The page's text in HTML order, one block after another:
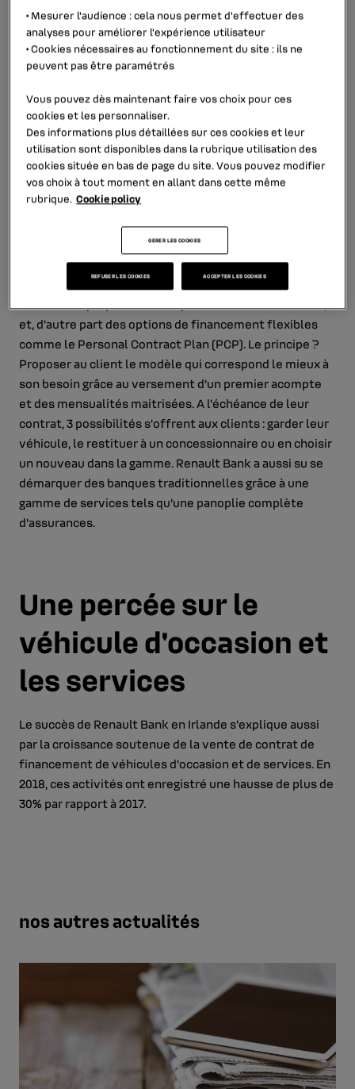
En Irlande, Renault Bank a dépassé le milliard
d’euros de crédits automobiles accordés aux clients
neufs et d’occasion depuis sa création en 2011. La
clé du succès ? Des solutions adaptées au marché
et aux besoins de ses clients.
Au total, ce sont 65 000 clients particuliers et
entreprises qui ont choisi de financer leur véhicule avec
une offre proposée par Renault Bank. Dès son
irlandais en proposant d’une part des taux accessibles,
et, d’autre part des options de financement flexibles
comme le Personal Contract Plan (PCP). Le principe ?
Proposer au client le modèle qui correspond le mieux à
son besoin grâce au versement d’un premier acompte
et des mensualités maitrisées. A l’échéance de leur
contrat, 3 possibilités s’offrent aux clients : garder leur
véhicule, le restituer à un concessionnaire ou en choisir
un nouveau dans la gamme. Renault Bank a aussi su se
démarquer des banques traditionnelles grâce à une
gamme de services tels qu’une panoplie complète
d’assurances.
Une percée sur le
véhicule d'occasion et
les services
Le succès de Renault Bank en Irlande s’explique aussi
par la croissance soutenue de la vente de contrat de
financement de véhicules d’occasion et de services. En
2018, ces activités ont enregistré une hausse de plus de
30% par rapport à 2017.
nos autres actualités
• Mesurer l'audience : cela nous permet d'effectuer des
analyses pour améliorer l’expérience utilisateur
•Cookies nécessaires au fonctionnement du site : ils ne
peuvent pas être paramétrés
Vous pouvez dès maintenant faire vos choix pour ces
cookies et les personnaliser.
Des informations plus détaillées sur ces cookies et leur
utilisation sont disponibles dans la rubrique utilisation des
cookiessituée en bas de page du site. Vous pouvez modifier
vos choix à tout moment en allant dans cette même
rubrique. Cookie policy
GERER LES COOKIES
REFUSER LES COOKIES ACCEPTER LES COOKIES